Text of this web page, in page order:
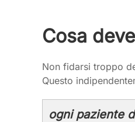
Cosa
Non fidarsi troppo
Questo
ogni paziente